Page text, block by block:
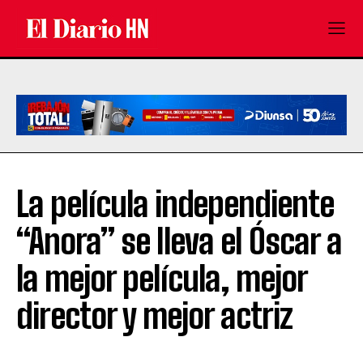
La película independiente
“Anora” se lleva el Óscar a
la mejor película, mejor
director y mejor actriz